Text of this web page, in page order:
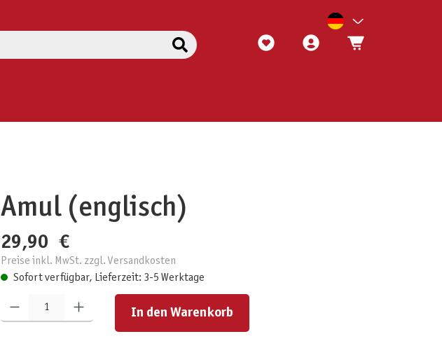
Amul (englisch)
29,90 €
Preise inkl. MwSt. zzgl. Versandkosten
Sofort verfügbar, Lieferzeit: 3-5 Werktage
Produkt Anzahl: Gib den gewünschten Wert ein oder benutze die Schaltflächen um die Anzahl zu erhöhen oder zu reduzieren.
In den Warenkorb